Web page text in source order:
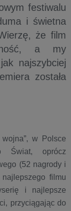
festiwalu
i świetna
że film
a my
najszybciej
została
w Polsce
Świat, oprócz
(52 nagrody i
filmu
i najlepsze
przyciągając do